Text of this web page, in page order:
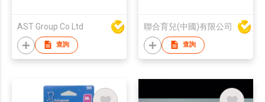
AST Group Co Ltd
查詢
聯合育兒(中國)有限公司
查詢